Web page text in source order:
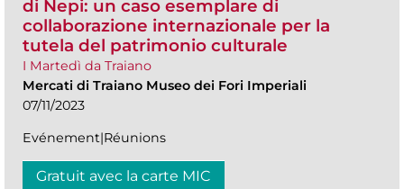
di Nepi: un caso esemplare di
collaborazione internazionale per la
tutela del patrimonio culturale
I Martedì da Traiano
Mercati di Traiano Museo dei Fori Imperiali
07/11/2023
Evénement|Réunions
Gratuit avec la carte MIC